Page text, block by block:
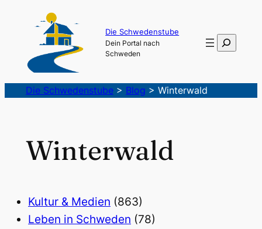
Die Schwedenstube
Dein Portal nach
Schweden
Suchen
Die Schwedenstube> Blog > Winterwald
Winterwald
Kultur & Medien (863)
Leben in Schweden (78)